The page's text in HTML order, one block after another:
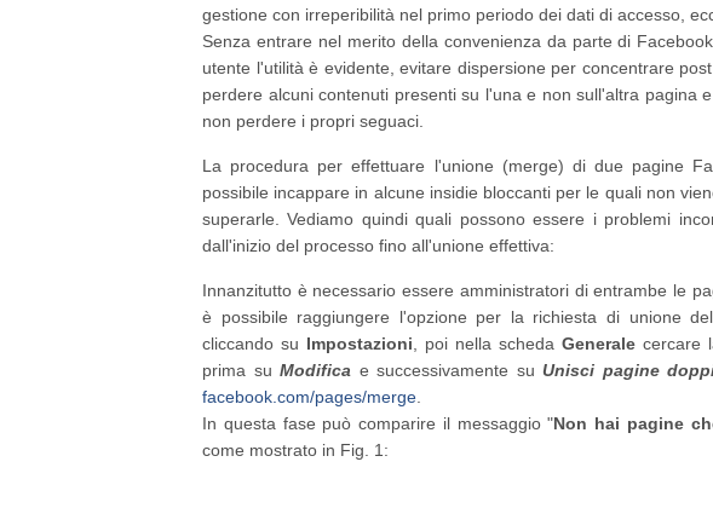
gestione con irreperibilità nel primo periodo dei dati di accesso,
Senza entrare nel merito della convenienza da parte di
utente l'utilità è evidente, evitare dispersione per concentrare
perdere alcuni contenuti presenti su l'una e non sull'altra pagina
non perdere i propri seguaci.
La procedura per effettuare l'unione (merge) di due pagine
possibile incappare in alcune insidie bloccanti per le quali non
superarle. Vediamo quindi quali possono essere i problemi
dall'inizio del processo fino all'unione effettiva:
Innanzitutto è necessario essere amministratori di entrambe le
è possibile raggiungere l'opzione per la richiesta di unione
cliccando su Impostazioni, poi nella scheda Generale cercare
prima su Modifica e successivamente su Unisci pagine
facebook.com/pages/merge.
In questa fase può comparire il messaggio "Non hai pagine
come mostrato in Fig. 1: